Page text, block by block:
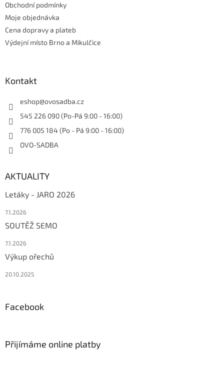
Obchodní podmínky
Moje objednávka
Cena dopravy a plateb
Výdejní místo Brno a Mikulčice
Kontakt
eshop@ovosadba.cz
545 226 090 (Po-Pá 9:00 - 16:00)
776 005 184 (Po - Pá 9:00 - 16:00)
OVO-SADBA
AKTUALITY
Letáky - JARO 2026
7.1.2026
SOUTĚŽ SEMO
7.1.2026
Výkup ořechů
20.10.2025
Facebook
Přijímáme online platby